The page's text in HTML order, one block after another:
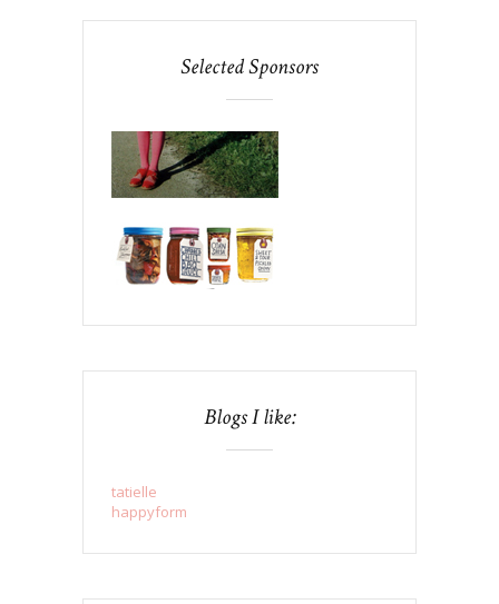
Selected Sponsors
Blogs I like:
tatielle
happyform